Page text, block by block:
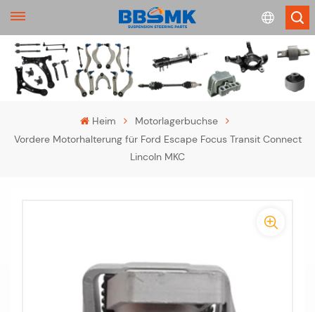
English
français
Heim
Motorlagerbuchse
Vordere Motorhalterung für Ford Escape Focus Transit Connect
Lincoln MKC